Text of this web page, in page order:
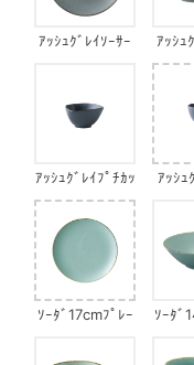
ｱｯｼｭｸﾞﾚｲｿｰｻｰ ｱｯｼｭ
ｱｯｼｭｸﾞﾚｲﾌﾟﾁｶｯ
ﾌﾟｻﾝｶｸﾎﾞｳﾙ
ｱｯｼｭ
ｿｰﾀﾞ17cmﾌﾟﾚｰ
ｿｰﾀﾞ